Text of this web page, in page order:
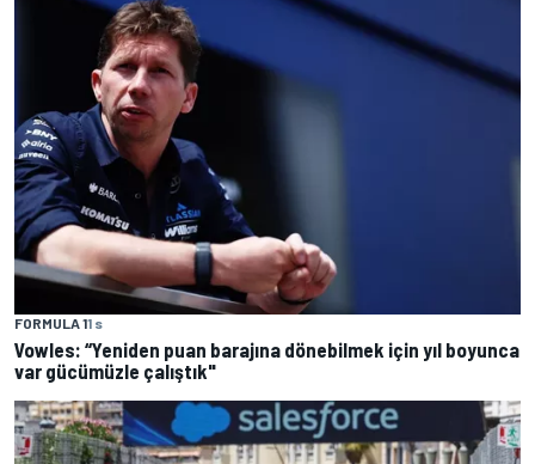
FORMULA 11 s
Vowles: “Yeniden puan barajına dönebilmek için yıl boyunca
var gücümüzle çalıştık"